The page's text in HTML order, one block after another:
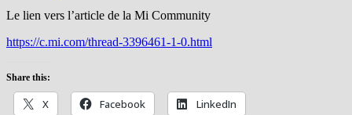
Le lien vers l’article de la Mi Community
https://c.mi.com/thread-3396461-1-0.html
Share this:
X Facebook LinkedIn